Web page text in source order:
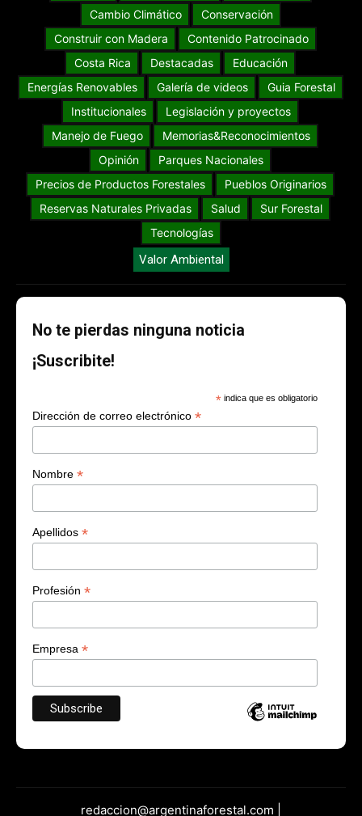
Cambio Climático
Conservación
Construir con Madera
Contenido Patrocinado
Costa Rica
Destacadas
Educación
Energías Renovables
Galería de videos
Guia Forestal
Institucionales
Legislación y proyectos
Manejo de Fuego
Memorias&Reconocimientos
Opinión
Parques Nacionales
Precios de Productos Forestales
Pueblos Originarios
Reservas Naturales Privadas
Salud
Sur Forestal
Tecnologías
Valor Ambiental
No te pierdas ninguna noticia
¡Suscribite!
* indica que es obligatorio
Dirección de correo electrónico *
Nombre *
Apellidos *
Profesión *
Empresa *
redaccion@argentinaforestal.com |